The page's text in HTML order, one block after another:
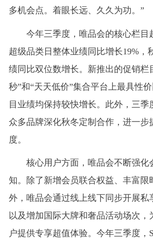
多机会点。着眼长远、久久为功。”
今年三季度，唯品会的核心栏目
超级品类日整体业绩同比增长19%，
绩同比双位数增长。新推出的促销栏
秒”和“天天低价”集合平台上最具性
目业绩均保持较快增长。此外，三季
众多品牌深化秋冬定制合作，进一步
度。
核心用户方面，唯品会不断强化
知。除了新增会员联合权益、丰富限
外，唯品会通过线上线下同步开展私
以及增加国际大牌和奢品活动场次，
户提供专享超值体验。今年三季度，